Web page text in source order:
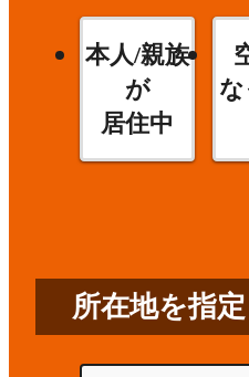
本人/親族
が
居住中
所在地を指